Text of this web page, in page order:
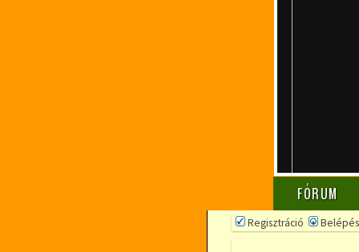
FÓRUM
Regisztráció Belépés